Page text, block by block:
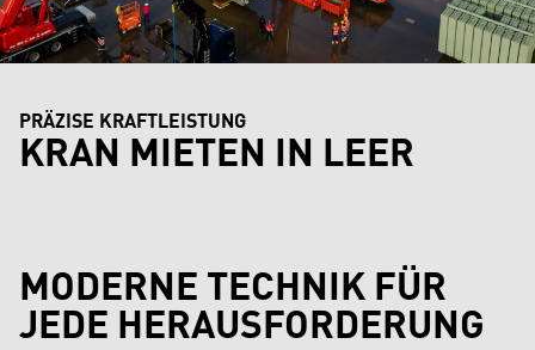
PRÄZISE KRAFTLEISTUNG
KRAN MIETEN IN LEER
MODERNE TECHNIK FÜR
JEDE HERAUSFORDERUNG